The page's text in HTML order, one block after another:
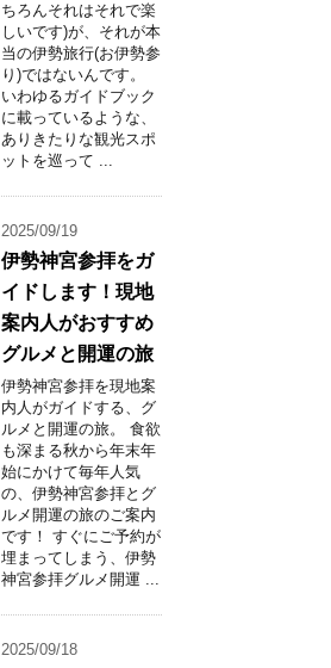
ちろんそれはそれで楽
しいです)が、それが本
当の伊勢旅行(お伊勢参
り)ではないんです。
いわゆるガイドブック
に載っているような、
ありきたりな観光スポ
ットを巡って ...
2025/09/19
伊勢神宮参拝をガ
イドします！現地
案内人がおすすめ
グルメと開運の旅
伊勢神宮参拝を現地案
内人がガイドする、グ
ルメと開運の旅。 食欲
も深まる秋から年末年
始にかけて毎年人気
の、伊勢神宮参拝とグ
ルメ開運の旅のご案内
です！ すぐにご予約が
埋まってしまう、伊勢
神宮参拝グルメ開運 ...
2025/09/18